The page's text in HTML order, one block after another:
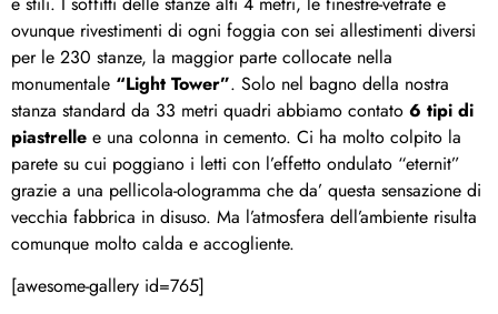
ovunque rivestimenti di ogni foggia con sei allestimenti diversi
per le 230 stanze, la maggior parte collocate nella
monumentale “Light Tower”. Solo nel bagno della nostra
stanza standard da 33 metri quadri abbiamo contato 6 tipi di
piastrelle e una colonna in cemento. Ci ha molto colpito la
parete su cui poggiano i letti con l’effetto ondulato “eternit”
grazie a una pellicola-ologramma che da’ questa sensazione di
vecchia fabbrica in disuso. Ma l’atmosfera dell’ambiente risulta
comunque molto calda e accogliente.
[awesome-gallery id=765]